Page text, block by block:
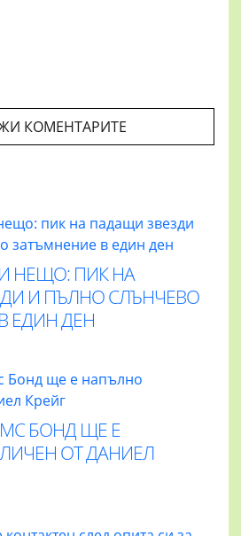
КОМЕНТАРИТЕ
НЕЩО: ПИК НА
И ПЪЛНО СЛЪНЧЕВО
ЕДИН ДЕН
БОНД ЩЕ Е
ОТ ДАНИЕЛ